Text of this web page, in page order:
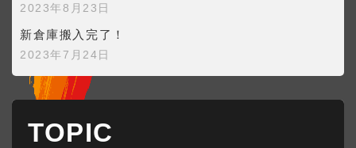
2023年8月23日
新倉庫搬入完了！
2023年7月24日
TOPIC